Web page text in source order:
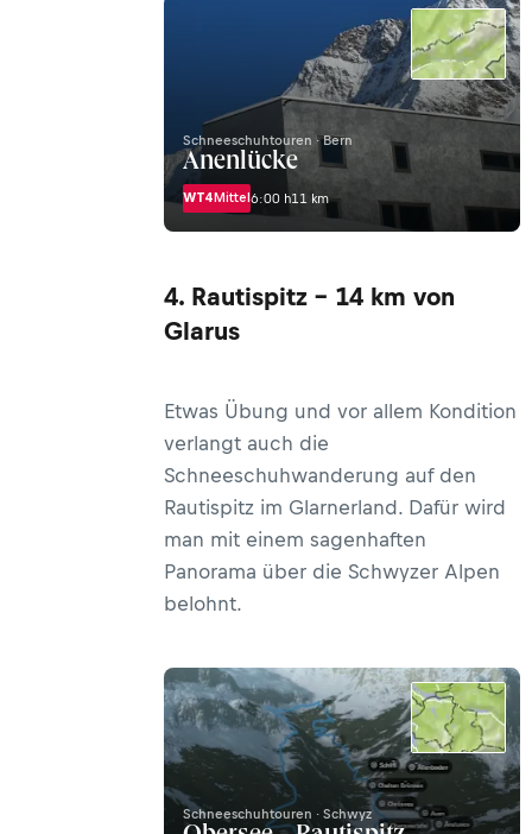
Schneeschuhtouren · Bern
Anenlücke
WT4Mittel6:00 h11 km
4. Rautispitz - 14 km von
Glarus
Etwas Übung und vor allem Kondition
verlangt auch die
Schneeschuhwanderung auf den
Rautispitz im Glarnerland. Dafür wird
man mit einem sagenhaften
Panorama über die Schwyzer Alpen
belohnt.
Schneeschuhtouren · Schwyz